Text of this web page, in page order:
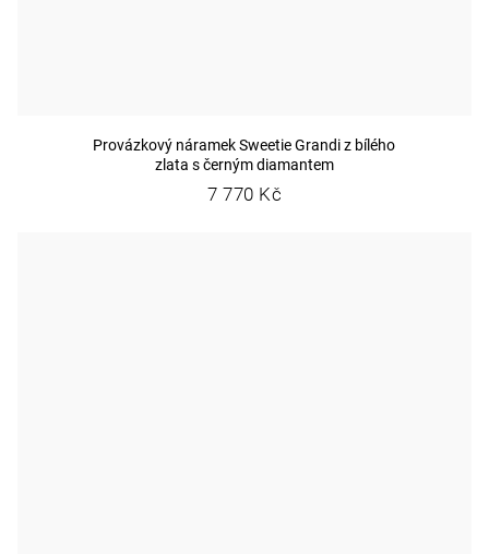
Provázkový náramek Sweetie Grandi z bílého
zlata s černým diamantem
7 770 Kč